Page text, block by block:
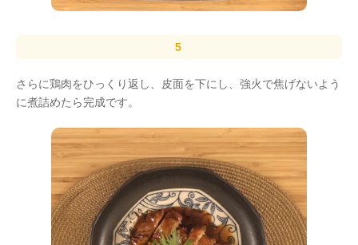
さらに鶏肉をひっくり返し、皮面を下にし、強火で焦げないよう
に煮詰めたら完成です。